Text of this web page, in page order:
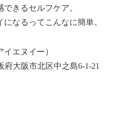
きるセルフケア。
なるってこんなに簡単。
エヌイー）
府大阪市北区中之島6-1-21